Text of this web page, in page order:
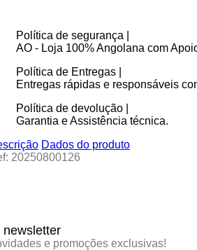
Política de segurança |
AO - Loja 100% Angolana com
Política de Entregas |
Entregas rápidas e responsáveis
Política de devolução |
Garantia e Assistência técnica.
Dados do produto
20250800126
e promoções exclusivas!